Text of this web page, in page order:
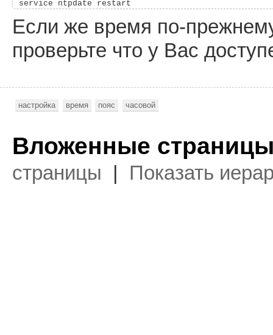
Если же время по-
проверьте что у Вас
настройка время пояс часовой
Вложенные
страницы Показать